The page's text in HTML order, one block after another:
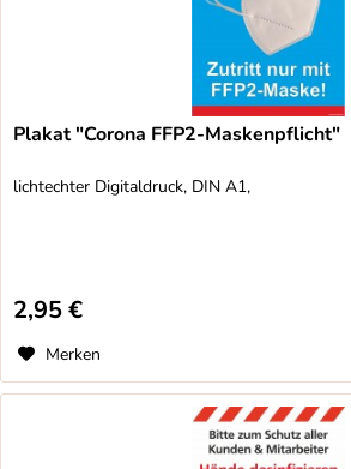
Plakat "Corona FFP2-Maskenpflicht"
lichtechter Digitaldruck, DIN A1,
2,95 €
Merken